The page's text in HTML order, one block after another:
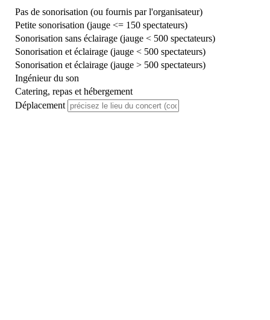
Pas de sonorisation (ou fournis par l'organisateur)
Petite sonorisation (jauge <= 150 spectateurs)
Sonorisation sans éclairage (jauge < 500 spectateurs)
Sonorisation et éclairage (jauge < 500 spectateurs)
Sonorisation et éclairage (jauge > 500 spectateurs)
Ingénieur du son
Catering, repas et hébergement
Déplacement